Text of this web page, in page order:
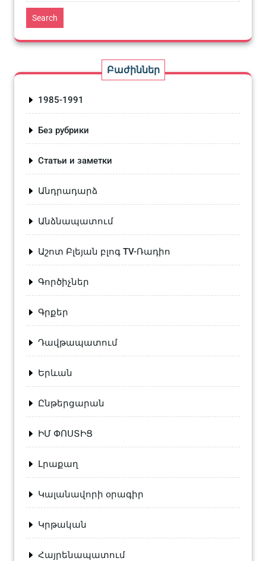
Search
Բաժիններ
1985-1991
Без рубрики
Статьи и заметки
Անդրադարձ
Անձնապատում
Աշոտ Բլեյան բլոգ TV-Ռադիո
Գործիչներ
Գրքեր
Դավթապատում
Երևան
Ընթերցարան
ԻՄ ՓՈՍՏԻՑ
Լրաքաղ
Կալանավորի օրագիր
Կրթական
Հայրենապատում